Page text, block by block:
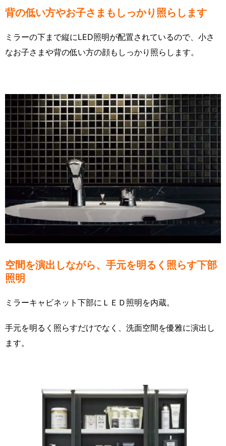
背の低い方やお子さまもしっかり照らします
ミラーの下まで縦にLED照明が配置されているので、小さ
なお子さまや背の低い方の顔もしっかり照らします。
空間を演出しながら、手元を明るく照らす下部
照明
ミラーキャビネット下部にＬＥＤ照明を内蔵。
手元を明るく照らすだけでなく、洗面空間を優雅に演出し
ます。